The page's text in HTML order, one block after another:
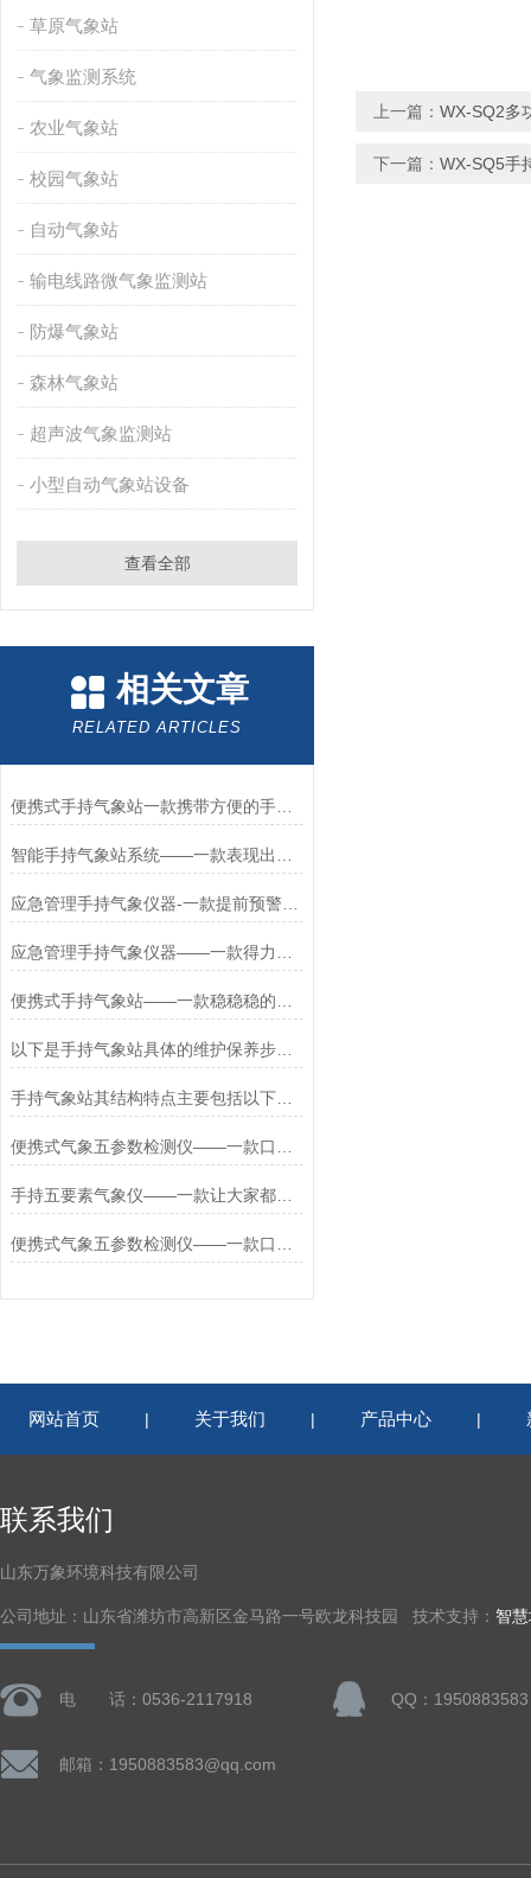
草原气象站
气象监测系统
农业气象站
校园气象站
自动气象站
输电线路微气象监测站
防爆气象站
森林气象站
超声波气象监测站
小型自动气象站设备
查看全部
相关文章
RELATED ARTICLES
便携式手持气象站一款携带方便的手持气象仪2024更新/城+镇+包+邮
应急管理手持气象仪器-一款提前预警危险可穿戴手持气象站2024全+境+派+送
以下是手持气象站具体的维护保养步骤和建议
手持气象站其结构特点主要包括以下几个方面
手持五要素气象仪——一款让大家都能开心快乐的五要素手持气象站
上一篇： WX-SQ2多
下一篇： WX-SQ5手
网站首页 | 关于我们 | 产品中心 |
联系我们
山东万象环境科技有限公司
公司地址：山东省潍坊市高新区金马路一号欧龙科技园 技术支持： 智
电 话：0536-2117918 QQ：1950883583
邮箱：1950883583@qq.com